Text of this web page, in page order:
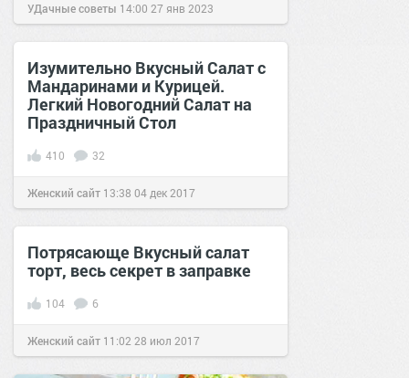
УДачные советы 14:00 27 янв 2023
Изумительно Вкусный Салат с
Мандаринами и Курицей.
Легкий Новогодний Салат на
Праздничный Стол
410 32
Женский сайт 13:38 04 дек 2017
Потрясающе Вкусный салат
торт, весь секрет в заправке
104 6
Женский сайт 11:02 28 июл 2017